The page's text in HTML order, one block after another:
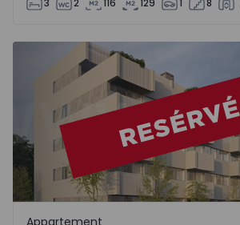
3 2 116 129 1 8
Appartement